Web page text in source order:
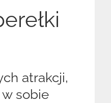
atrakcji,
sobie